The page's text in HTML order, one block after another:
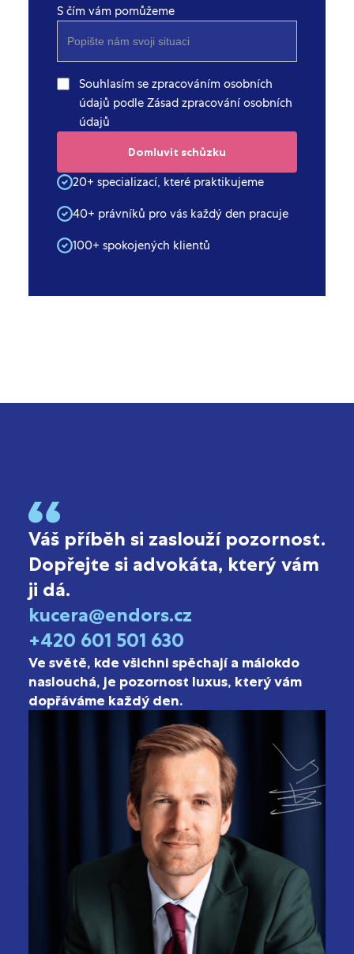
S čím vám pomůžeme
Souhlasím se zpracováním osobních
údajů podle Zásad zpracování osobních
údajů
20+ specializací, které praktikujeme
40+ právníků pro vás každý den pracuje
100+ spokojených klientů
Váš příběh si zaslouží pozornost.
Dopřejte si advokáta, který vám
ji dá.
kucera@endors.cz
+420 601 501 630
Ve světě, kde všichni spěchají a málokdo
naslouchá, je pozornost luxus, který vám
dopřáváme každý den.